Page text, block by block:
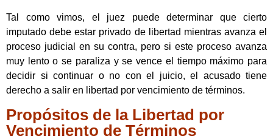
Tal como vimos, el juez puede determinar que cierto
imputado debe estar privado de libertad mientras avanza el
proceso judicial en su contra, pero si este proceso avanza
muy lento o se paraliza y se vence el tiempo máximo para
decidir si continuar o no con el juicio, el acusado tiene
derecho a salir en libertad por vencimiento de términos.
Propósitos de la Libertad por
Vencimiento de Términos